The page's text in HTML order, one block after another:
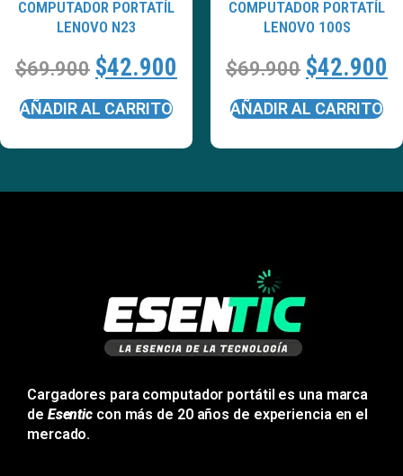
COMPUTADOR PORTATÍL
LENOVO N23
$69.900 $42.900
AÑADIR AL CARRITO
COMPUTADOR PORTATÍL
LENOVO 100S
$69.900 $42.900
AÑADIR AL CARRITO
Cargadores para computador portátil es una marca
de Esentic con más de 20 años de experiencia en el
mercado.